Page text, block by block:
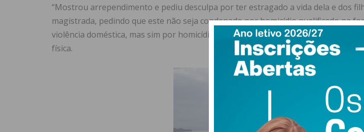
“Mostrou arrependimento e pediu desculpa por ter estragado a vida dela e dos
magistrada, pedindo que este não seja condenado por homicídio qualificado na
violência doméstica, mas sim por homicídio simples na forma tentada, injúria e
física.